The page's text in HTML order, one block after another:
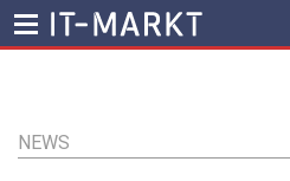
Inhalt
NEWS